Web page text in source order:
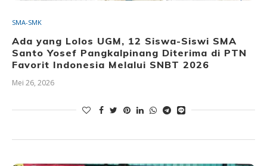
SMA-SMK
Ada yang Lolos UGM, 12 Siswa-Siswi SMA
Santo Yosef Pangkalpinang Diterima di PTN
Favorit Indonesia Melalui SNBT 2026
Mei 26, 2026